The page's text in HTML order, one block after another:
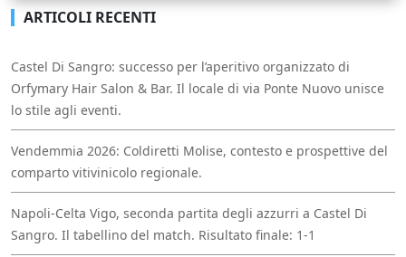
ARTICOLI RECENTI
Castel Di Sangro: successo per l’aperitivo organizzato di
Orfymary Hair Salon & Bar. Il locale di via Ponte Nuovo unisce
lo stile agli eventi.
Vendemmia 2026: Coldiretti Molise, contesto e prospettive del
comparto vitivinicolo regionale.
Napoli-Celta Vigo, seconda partita degli azzurri a Castel Di
Sangro. Il tabellino del match. Risultato finale: 1-1